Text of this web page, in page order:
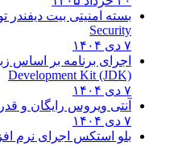
بسته امنیتی بیت دیفندر
Security
۷ دی ۱۴۰۴
اجرای برنامه بر اساس
Development Kit (JDK)
۷ دی ۱۴۰۴
آنتی ویروس رایگان و
۷ دی ۱۴۰۴
بلو استکس اجرای نرم